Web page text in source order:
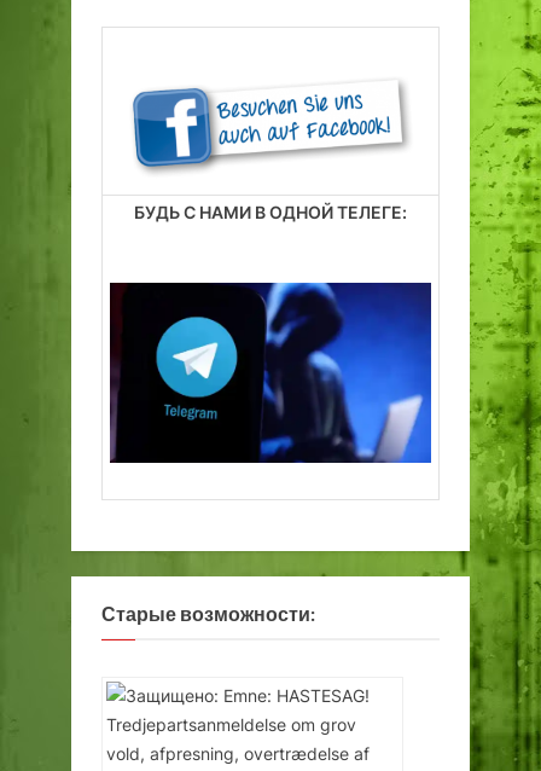
БУДЬ С НАМИ В ОДНОЙ ТЕЛЕГЕ:
Старые возможности: